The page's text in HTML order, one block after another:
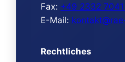
Fax: +49 2332
E-Mail:
Rechtliches